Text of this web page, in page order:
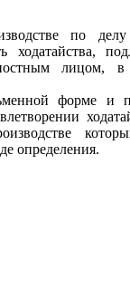
по делу
лицом, в
форме и
определения.